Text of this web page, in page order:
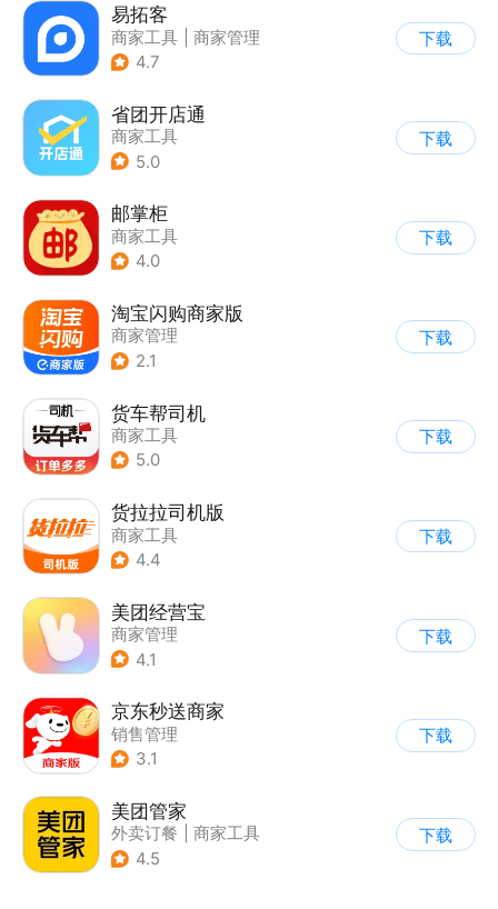
易拓客
商家工具
商家管理
4.7
下载
省团开店通
商家工具
5.0
下载
邮掌柜
商家工具
4.0
下载
淘宝闪购商家版
商家管理
2.1
下载
货车帮司机
商家工具
5.0
下载
货拉拉司机版
商家工具
4.4
下载
美团经营宝
商家管理
4.1
下载
京东秒送商家
销售管理
3.1
下载
美团管家
外卖订餐
商家工具
4.5
下载